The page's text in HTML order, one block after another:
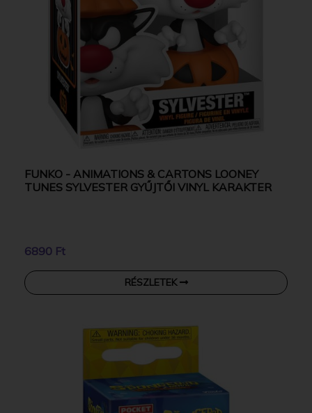
FUNKO - ANIMATIONS & CARTONS LOONEY
TUNES SYLVESTER GYŰJTŐI VINYL KARAKTER
6890 Ft
RÉSZLETEK